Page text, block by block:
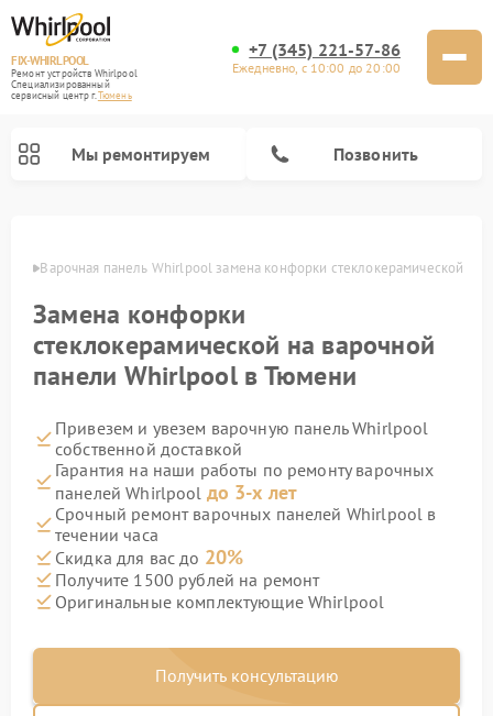
FIX-WHIRLPOOL
Ремонт устройств Whirlpool
Специализированный
cервисный центр г.Тюмень
+7 (345) 221-57-86
Ежедневно, с 10:00 до 20:00
Мы ремонтируем Позвонить
Варочная панель Whirlpool замена конфорки стеклокерамической
Замена конфорки
стеклокерамической на варочной
панели Whirlpool в Тюмени
Привезем и увезем варочную панель Whirlpool
собственной доставкой
Гарантия на наши работы по ремонту варочных
панелей Whirlpool до 3-х лет
Срочный ремонт варочных панелей Whirlpool в
течении часа
Скидка для вас до 20%
Получите 1500 рублей на ремонт
Оригинальные комплектующие Whirlpool
Получить консультацию